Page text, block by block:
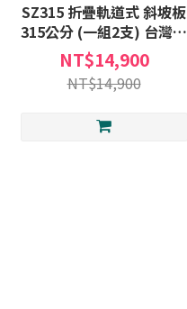
SZ315 折疊軌道式 斜坡板
315公分 (一組2支) 台灣製
斜坡板 (不含安裝) 非固定
式斜坡板C款補助
NT$14,900
NT$14,900